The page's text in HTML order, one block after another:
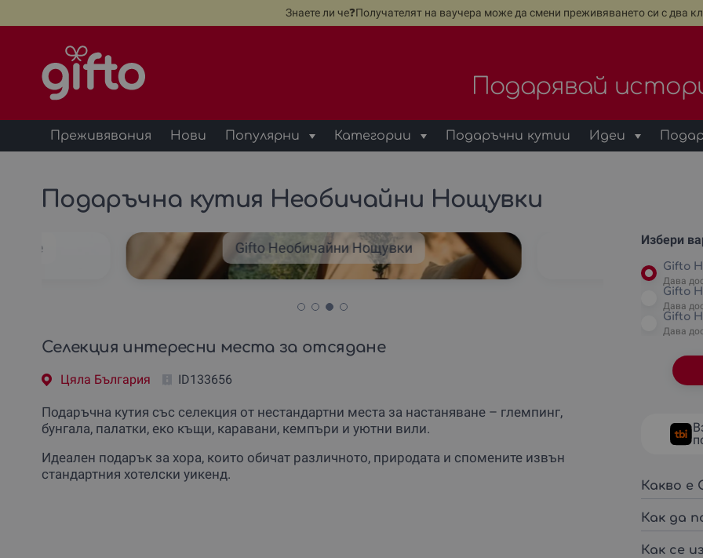
Знаете ли че❓Получателят на ваучера може да смени преживяването си с два
Подарявай
Преживявания Нови Популярни Категории Подаръчни кутии Идеи
Подаръчна кутия Необичайни Нощувки
Gifto Необичайни Нощувки Gifto
Селекция интересни места за отсядане
Цяла България ID133656
Подаръчна кутия със селекция от нестандартни места за настаняване – глемпинг,
бунгала, палатки, еко къщи, каравани, кемпъри и уютни вили.
Идеален подарък за хора, които обичат различното, природата и спомените извън
стандартния хотелски уикенд.
Избери
Gifto
Дава
Gifto
Дава
Gifto
Дава
Какво е
Как да
Как се